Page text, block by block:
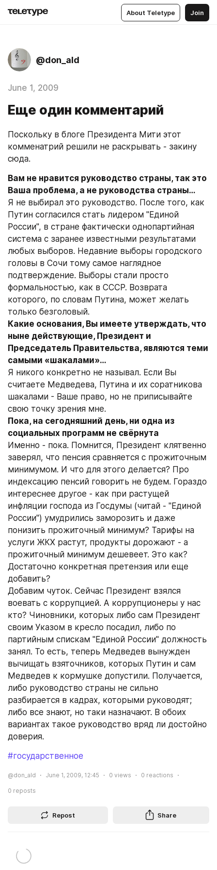
About Teletype Join
@don_ald
June 1, 2009
Еще один комментарий
Поскольку в блоге Президента Мити этот
комменатрий решили не раскрывать - закину
сюда.
Вам не нравится руководство страны, так это
Ваша проблема, а не руководства страны…
Я не выбирал это руководство. После того, как
Путин согласился стать лидером "Единой
России", в стране фактически однопартийная
система с заранее известными результатами
любых выборов. Недавние выборы городского
головы в Сочи тому самое наглядное
подтверждение. Выборы стали просто
формальностью, как в СССР. Возврата
которого, по словам Путина, может желать
только безголовый.
Какие основания, Вы имеете утверждать, что
ныне действующие, Президент и
Председатель Правительства, являются теми
самыми «шакалами»…
Я никого конкретно не называл. Если Вы
считаете Медведева, Путина и их соратникова
шакалами - Ваше право, но не приписывайте
свою точку зрения мне.
Пока, на сегодняшний день, ни одна из
социальных программ не свёрнута
Именно - пока. Помнится, Президент клятвенно
заверял, что пенсия сравняется с прожиточным
минимумом. И что для этого делается? Про
индексацию пенсий говорить не будем. Гораздо
интереснее другое - как при растущей
инфляции господа из Госдумы (читай - "Единой
России") умудрились заморозить и даже
понизить прожиточный минимум? Тарифы на
услуги ЖКХ растут, продукты дорожают - а
прожиточный минимум дешевеет. Это как?
Достаточно конкретная претензия или еще
добавить?
Добавим чуток. Сейчас Президент взялся
воевать с коррупцией. А коррупционеры у нас
кто? Чиновники, которых либо сам Президент
своим Указом в кресло посадил, либо по
партийным спискам "Единой России" должность
занял. То есть, теперь Медведев вынужден
вычищать взяточников, которых Путин и сам
Медведев к кормушке допустили. Получается,
либо руководство страны не сильно
разбирается в кадрах, которыми руководят;
либо все знают, но таки назначают. В обоих
вариантах такое руководство вряд ли достойно
доверия.
#государственное
@don_ald June 1, 2009, 12:45 0 views 0 reactions
0 reposts
Repost Share